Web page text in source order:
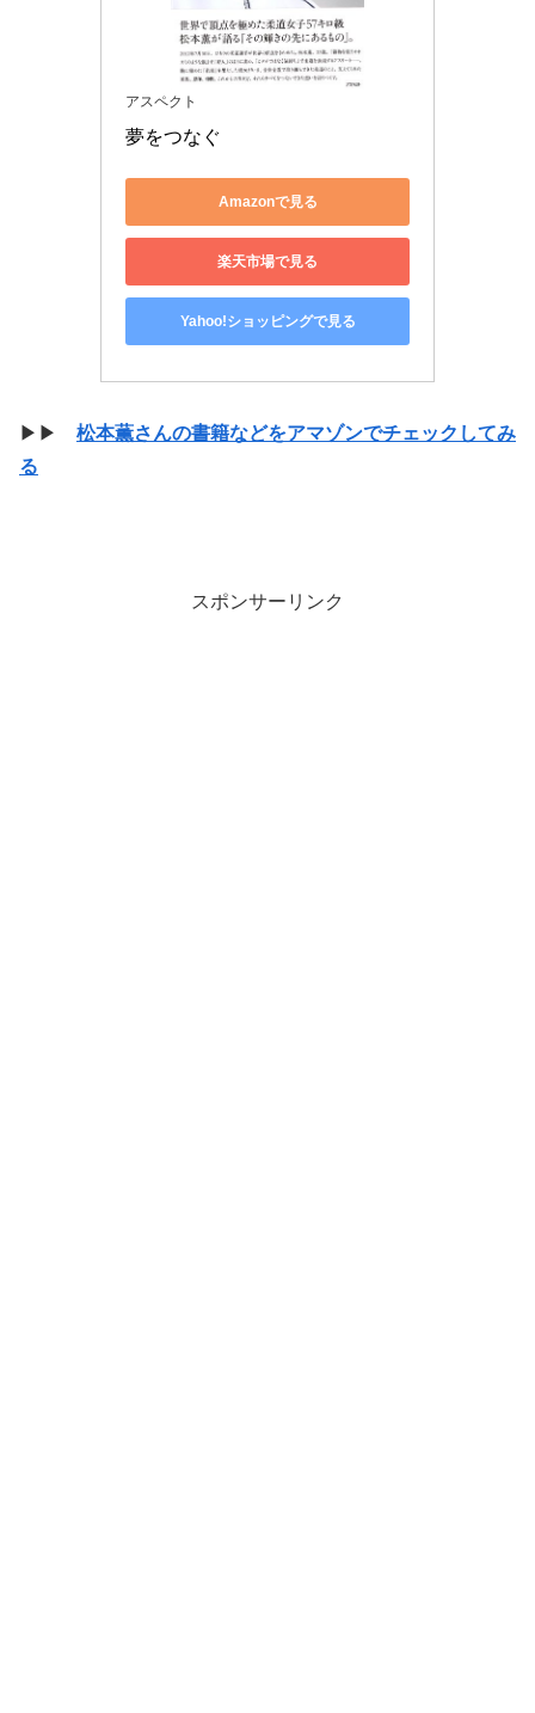
アスペクト
夢をつなぐ
Amazonで見る
楽天市場で見る
Yahoo!ショッピングで見る
▶▶ 松本薫さんの書籍などをアマゾンでチェックしてみ
る
スポンサーリンク